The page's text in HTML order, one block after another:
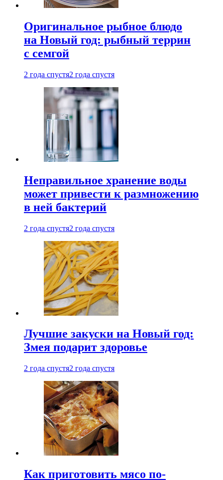
Оригинальное рыбное блюдо
на Новый год: рыбный террин
с семгой
2 года спустя2 года спустя
Неправильное хранение воды
может привести к размножению
в ней бактерий
2 года спустя2 года спустя
Лучшие закуски на Новый год:
Змея подарит здоровье
2 года спустя2 года спустя
Как приготовить мясо по-